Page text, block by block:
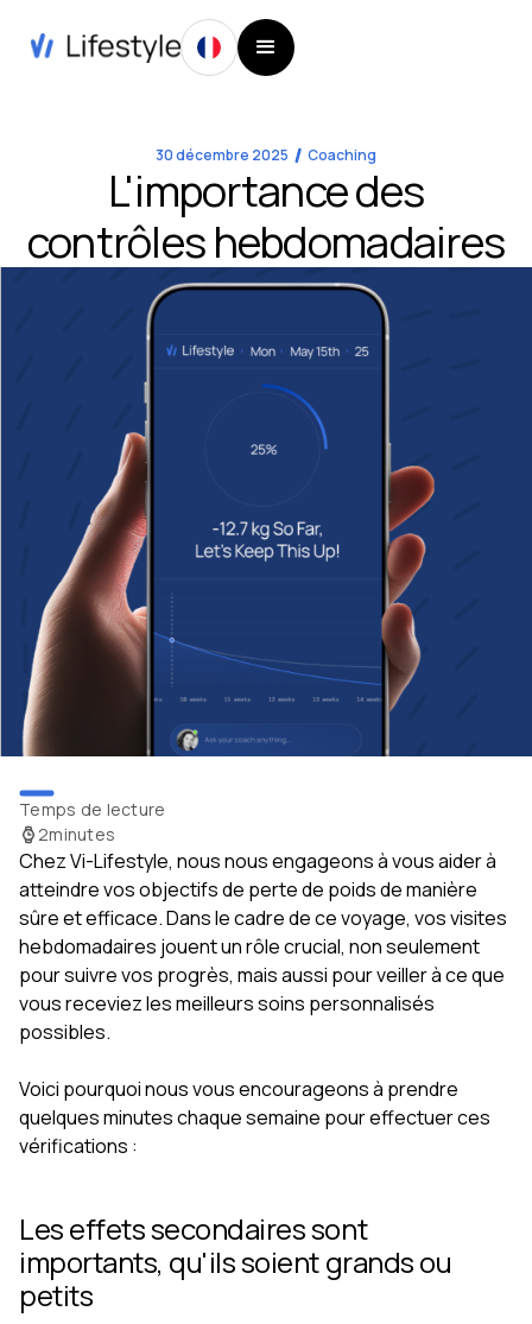
30 décembre 2025 Coaching
L'importance des
contrôles hebdomadaires
Temps de lecture
2minutes
Chez Vi-Lifestyle, nous nous engageons à vous aider à
atteindre vos objectifs de perte de poids de manière
sûre et efficace. Dans le cadre de ce voyage, vos visites
hebdomadaires jouent un rôle crucial, non seulement
pour suivre vos progrès, mais aussi pour veiller à ce que
vous receviez les meilleurs soins personnalisés
possibles.
Voici pourquoi nous vous encourageons à prendre
quelques minutes chaque semaine pour effectuer ces
vérifications :
Les effets secondaires sont
importants, qu'ils soient grands ou
petits